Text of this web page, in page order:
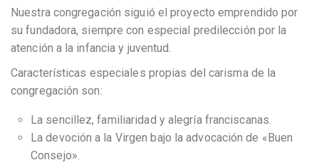
Nuestra congregación siguió el proyecto emprendido por
su fundadora, siempre con especial predilección por la
atención a la infancia y juventud.
Características especiales propias del carisma de la
congregación son:
La sencillez, familiaridad y alegría franciscanas.
La devoción a la Virgen bajo la advocación de «Buen
Consejo».